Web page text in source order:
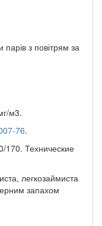
з повітрям за
м3.
76.
Технические
легкозаймиста
запахом